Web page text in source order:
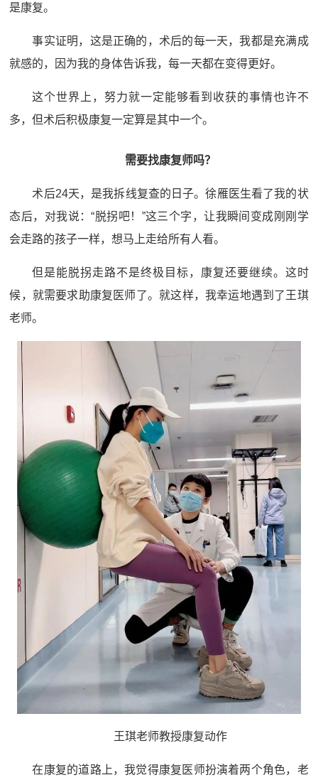
是康复。
事实证明，这是正确的，术后的每一天，我都是充满成
就感的，因为我的身体告诉我，每一天都在变得更好。
这个世界上，努力就一定能够看到收获的事情也许不
多，但术后积极康复一定算是其中一个。
需要找康复师吗？
术后24天，是我拆线复查的日子。徐雁医生看了我的状
态后，对我说：“脱拐吧！”这三个字，让我瞬间变成刚刚学
会走路的孩子一样，想马上走给所有人看。
但是能脱拐走路不是终极目标，康复还要继续。这时
候，就需要求助康复医师了。就这样，我幸运地遇到了王琪
老师。
王琪老师教授康复动作
在康复的道路上，我觉得康复医师扮演着两个角色，老